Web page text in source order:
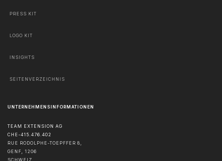
PRESS KIT
LOGO KIT
INSIGHTS
SEITENVERZEICHNIS
UNTERNEHMENSINFORMATIONEN
TEAM EXTENSION AG
CHE-415.476.402
RUE RODOLPHE-TOEPFFER 8,
GENF, 1206